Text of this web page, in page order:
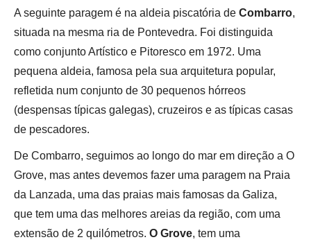
A seguinte paragem é na aldeia piscatória de Combarro,
situada na mesma ria de Pontevedra. Foi distinguida
como conjunto Artístico e Pitoresco em 1972. Uma
pequena aldeia, famosa pela sua arquitetura popular,
refletida num conjunto de 30 pequenos hórreos
(despensas típicas galegas), cruzeiros e as típicas casas
de pescadores.
De Combarro, seguimos ao longo do mar em direção a O
Grove, mas antes devemos fazer uma paragem na Praia
da Lanzada, uma das praias mais famosas da Galiza,
que tem uma das melhores areias da região, com uma
extensão de 2 quilómetros. O Grove, tem uma